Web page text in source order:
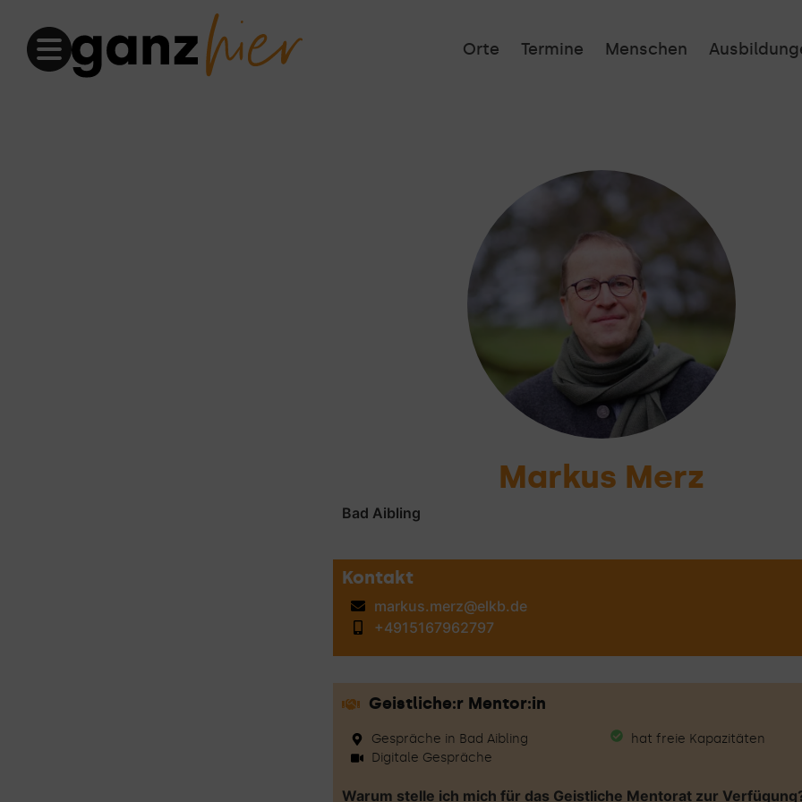
Orte Termine Menschen
Markus Merz
Bad Aibling
Kontakt
markus.merz@elkb.de
+4915167962797
Geistliche:r Mentor:in
Gespräche in Bad Aibling
Digitale Gespräche
hat freie Kapazitäten
Warum stelle ich mich für das Geistliche Mentorat zur